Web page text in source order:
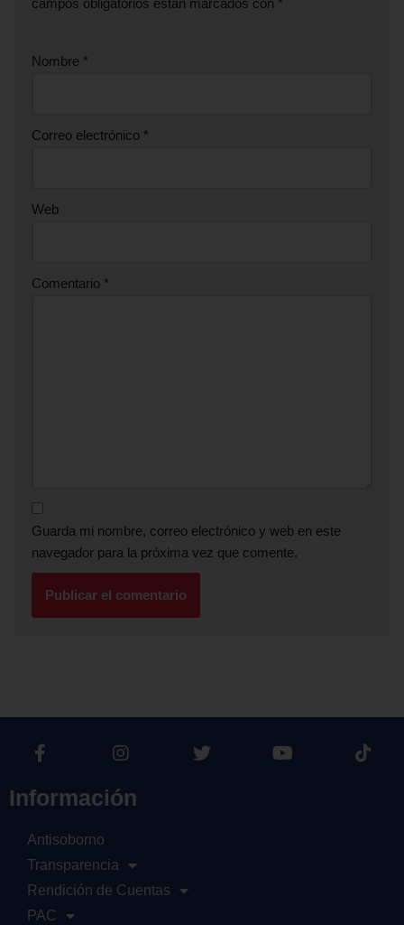
Nombre *
Correo electrónico *
Web
Comentario *
Guarda mi nombre, correo electrónico y web en este
navegador para la próxima vez que comente.
Información
Antisoborno
Transparencia
Rendición de Cuentas
PAC